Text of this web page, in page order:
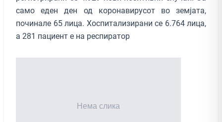
само еден ден од коронавирусот во земјата,
починале 65 лица. Хоспитализирани се 6.764 лица,
а 281 пациент е на респиратор